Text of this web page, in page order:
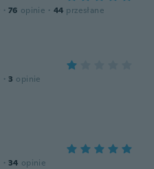
· 76 opinie · 44 przesłane
· 3 opinie
· 34 opinie